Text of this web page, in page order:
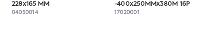
228x165 MM
04050014
-400x250MMx380M 16P
17020001